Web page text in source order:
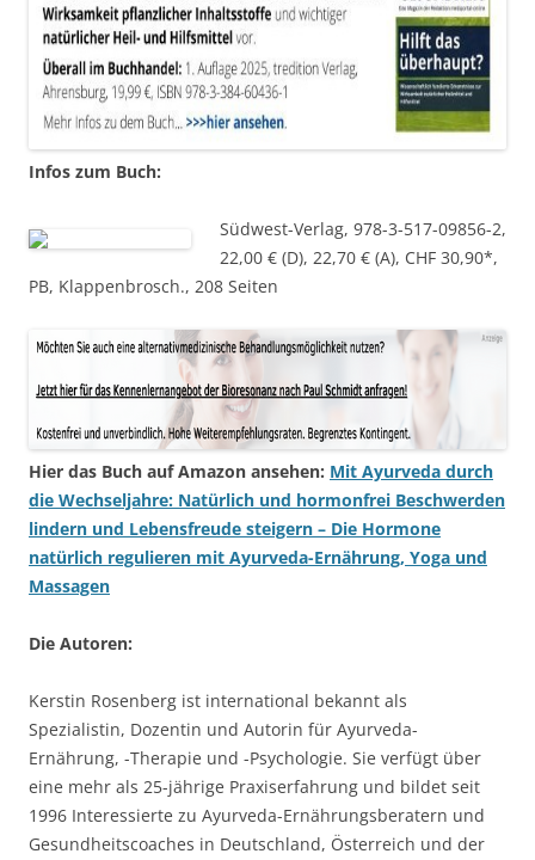
Infos zum Buch:
Südwest-Verlag, 978-3-517-09856-2,
22,00 € (D), 22,70 € (A), CHF 30,90*,
PB, Klappenbrosch., 208 Seiten
Hier das Buch auf Amazon ansehen: Mit Ayurveda durch
die Wechseljahre: Natürlich und hormonfrei Beschwerden
lindern und Lebensfreude steigern – Die Hormone
natürlich regulieren mit Ayurveda-Ernährung, Yoga und
Massagen
Die Autoren:
Kerstin Rosenberg ist international bekannt als
Spezialistin, Dozentin und Autorin für Ayurveda-
Ernährung, -Therapie und -Psychologie. Sie verfügt über
eine mehr als 25-jährige Praxiserfahrung und bildet seit
1996 Interessierte zu Ayurveda-Ernährungsberatern und
Gesundheitscoaches in Deutschland, Österreich und der